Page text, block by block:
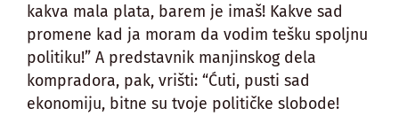
kakva mala plata, barem je imaš! Kakve sad
promene kad ja moram da vodim tešku spoljnu
politiku!” A predstavnik manjinskog dela
kompradora, pak, vrišti: “Ćuti, pusti sad
ekonomiju, bitne su tvoje političke slobode!